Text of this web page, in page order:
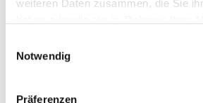
weiteren Daten zusammen, die Sie
Notwendig
Präferenzen
10 — 12.01.2027